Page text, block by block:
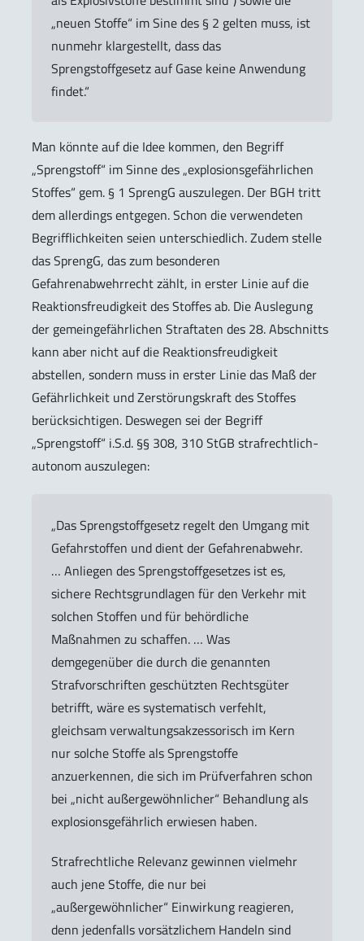
„neuen Stoffe“ im Sine des § 2 gelten muss, ist
nunmehr klargestellt, dass das
Sprengstoffgesetz auf Gase keine Anwendung
findet.“
Man könnte auf die Idee kommen, den Begriff
„Sprengstoff“ im Sinne des „explosionsgefährlichen
Stoffes“ gem. § 1 SprengG auszulegen. Der BGH tritt
dem allerdings entgegen. Schon die verwendeten
Begrifflichkeiten seien unterschiedlich. Zudem stelle
das SprengG, das zum besonderen
Gefahrenabwehrrecht zählt, in erster Linie auf die
Reaktionsfreudigkeit des Stoffes ab. Die Auslegung
der gemeingefährlichen Straftaten des 28. Abschnitts
kann aber nicht auf die Reaktionsfreudigkeit
abstellen, sondern muss in erster Linie das Maß der
Gefährlichkeit und Zerstörungskraft des Stoffes
berücksichtigen. Deswegen sei der Begriff
„Sprengstoff“ i.S.d. §§ 308, 310 StGB strafrechtlich-
autonom auszulegen:
„Das Sprengstoffgesetz regelt den Umgang mit
Gefahrstoffen und dient der Gefahrenabwehr.
… Anliegen des Sprengstoffgesetzes ist es,
sichere Rechtsgrundlagen für den Verkehr mit
solchen Stoffen und für behördliche
Maßnahmen zu schaffen. … Was
demgegenüber die durch die genannten
Strafvorschriften geschützten Rechtsgüter
betrifft, wäre es systematisch verfehlt,
gleichsam verwaltungsakzessorisch im Kern
nur solche Stoffe als Sprengstoffe
anzuerkennen, die sich im Prüfverfahren schon
bei „nicht außergewöhnlicher“ Behandlung als
explosionsgefährlich erwiesen haben.
Strafrechtliche Relevanz gewinnen vielmehr
auch jene Stoffe, die nur bei
„außergewöhnlicher“ Einwirkung reagieren,
denn jedenfalls vorsätzlichem Handeln sind